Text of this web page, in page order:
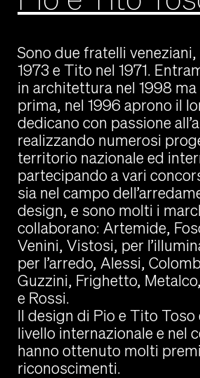
Sono due fratelli veneziani,
1973 e Tito nel 1971.
in architettura nel 1998 ma
prima, nel 1996 aprono il
dedicano con passione
realizzando numerosi
territorio nazionale ed
partecipando a vari
sia nel campo
design, e sono molti i
collaborano: Artemide,
Venini, Vistosi, per
per l’arredo, Alessi,
Guzzini, Frighetto,
e Rossi.
Il design di Pio e Tito Toso
livello internazionale e nel
hanno ottenuto molti
riconoscimenti.